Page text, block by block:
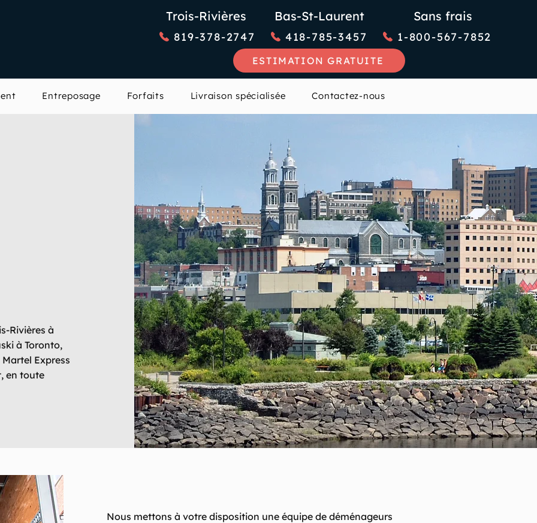
Trois-Rivières
819-378-2747
Bas-St-Laurent
418-785-3457
Sans frais
1-800-567-7852
ESTIMATION GRATUITE
Entreposage Forfaits Livraison spécialisée Contactez-nous
Rivières à
à Toronto,
Express
en toute
Nous mettons à votre disposition une équipe de déménageurs